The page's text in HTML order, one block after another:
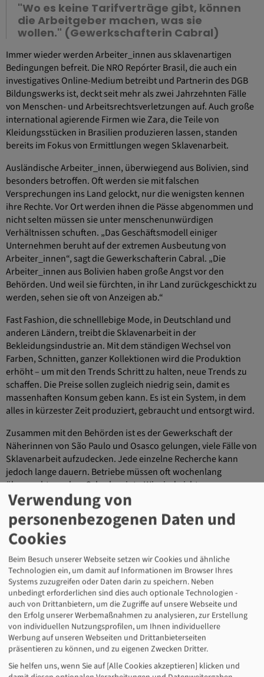
"Wo es keine Tarifverträge gibt, können
die Arbeitgeber machen, was sie
wollen." (Gewerkschafterin Cabral)
Immer wieder werden Arbeiter_innen aus sklavenartigen
Bedingungen befreit. Die NRO Repórter Brasil, die auch ein
investigatives Online-Medium betreibt und Partnerin des DGB
Bildungswerks ist, deckt seit mehr als zwei Jahrzehnten Fälle
von Menschen- und Arbeitsrechtsverletzungen auf. Auch große
international agierende Firmen wie Zara, die Teile von
Kleidungsstücken in Brasilien produzieren lassen, standen
bereits im Fokus von Ermittlungen wegen Sklavenarbeit.
Ausländische Arbeiter_innen, überwiegend aus Bolivien, sind
besonders betroffen. Oft werden sie mit falschen
Versprechungen ins Land gelockt, nur die wenigsten kennen
ihre Rechte. Vor Ort werden ihnen die Pässe abgenommen und
nicht selten müssen sie unter menschenunwürdigen
Verhältnissen schuften. „Das Geschäftsmodell einiger
Unternehmen beruht auf der extremen Ausbeutung von
Arbeiter_innen“, sagt die Gewerkschafterin Cabral. „Die
Arbeiter_innen aus Bolivien haben große Angst vor den
Behörden. Und weil sie fürchten, in ihr Land zurückgeschickt zu
werden, sehen sie oft von Anzeigen ab.“
Fast Fashion, die schnelllebige Mode, in Deutschland und
anderen Ländern, treibt die Sklavenarbeit in der
Bekleidungsindustrie an. Mit dem ständigen Wechsel von
Farben, Schnitten, ganzer Kollektionen wird die Produktion
erhöht – um mit den Trends Schritt zu halten, neue Trends zu
schaffen. Die Preise sollen zugleich niedrig sein, damit es
massenhaften Konsum geben kann. Es ist ein System, in dem
alles in kürzester Zeit produziert, gebraucht und entsorgt wird.
Zusammen mit den Behörden ist es der Gewerkschaft der
Näherinnen von São Paulo und Osasco gelungen, viele Fälle von
Sklavenarbeit aufzudecken. Jede einzelne Recherche kann
jedoch lange dauern. Betriebe müssen oft wochenlang
überwacht werden. Cabral meint: „Wir sind nicht nur
Gewerkschafter, sondern auch Detektive.“ Ein Problem ist die
hohe Flexibilität der Unternehmen. Droht ein Betrieb
aufzufliegen, schließt er einfach die Pforten und macht
woanders neu auf – oft im Landesinnern, weit weg von den gut
Industriezentren.
Für Cabral hat eine weitere Sache die Lage für die Branche
komplizierter gemacht: die Amtszeit des ultrarechten Ex-
Präsidenten Jair Bolsonaro. „Er setzte alles daran, um den
Arbeitenden zu schaden.“ So verabschiedete der ehemalige
Militär eine Reihe von umstrittenen Arbeitsgesetzen mit dem
Ziel, dass Arbeitgebende und Arbeitnehmende direkt
verhandeln können, ohne eine Gewerkschaft, ohne
Verwendung von
personenbezogenen Daten und
Cookies
Beim Besuch unserer Webseite setzen wir Cookies und ähnliche
Technologien ein, um damit auf Informationen im Browser Ihres
Systems zuzugreifen oder Daten darin zu speichern. Neben
unbedingt erforderlichen sind dies auch optionale Technologien -
auch von Drittanbietern, um die Zugriffe auf unsere Webseite und
den Erfolg unserer Werbemaßnahmen zu analysieren, zur Erstellung
von individuellen Nutzungsprofilen, um Ihnen individuellere
Werbung auf unseren Webseiten und Drittanbieterseiten
präsentieren zu können, und zu eigenen Zwecken Dritter.
Sie helfen uns, wenn Sie auf [Alle Cookies akzeptieren] klicken und